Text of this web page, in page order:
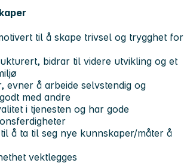
til å skape trivsel og trygghet for
bidrar til videre utvikling og et
evner å arbeide selvstendig og
med andre
i tjenesten og har gode
å ta til seg nye kunnskaper/måter å
vektlegges